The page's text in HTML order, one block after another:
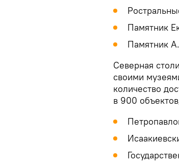
Памятник
Памятник
Северная
своими
количество
в 900